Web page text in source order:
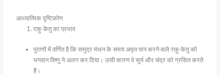
आध्यात्मिक दृष्टिकोण
राहु-केतु का प्रभाव
पुराणों में वर्णित है कि समुद्र मंथन के समय अमृत पान करने वाले राहु-केतु को
भगवान विष्णु ने अलग कर दिया। उसी कारण वे सूर्य और चंद्र को ग्रसित करते
हैं।